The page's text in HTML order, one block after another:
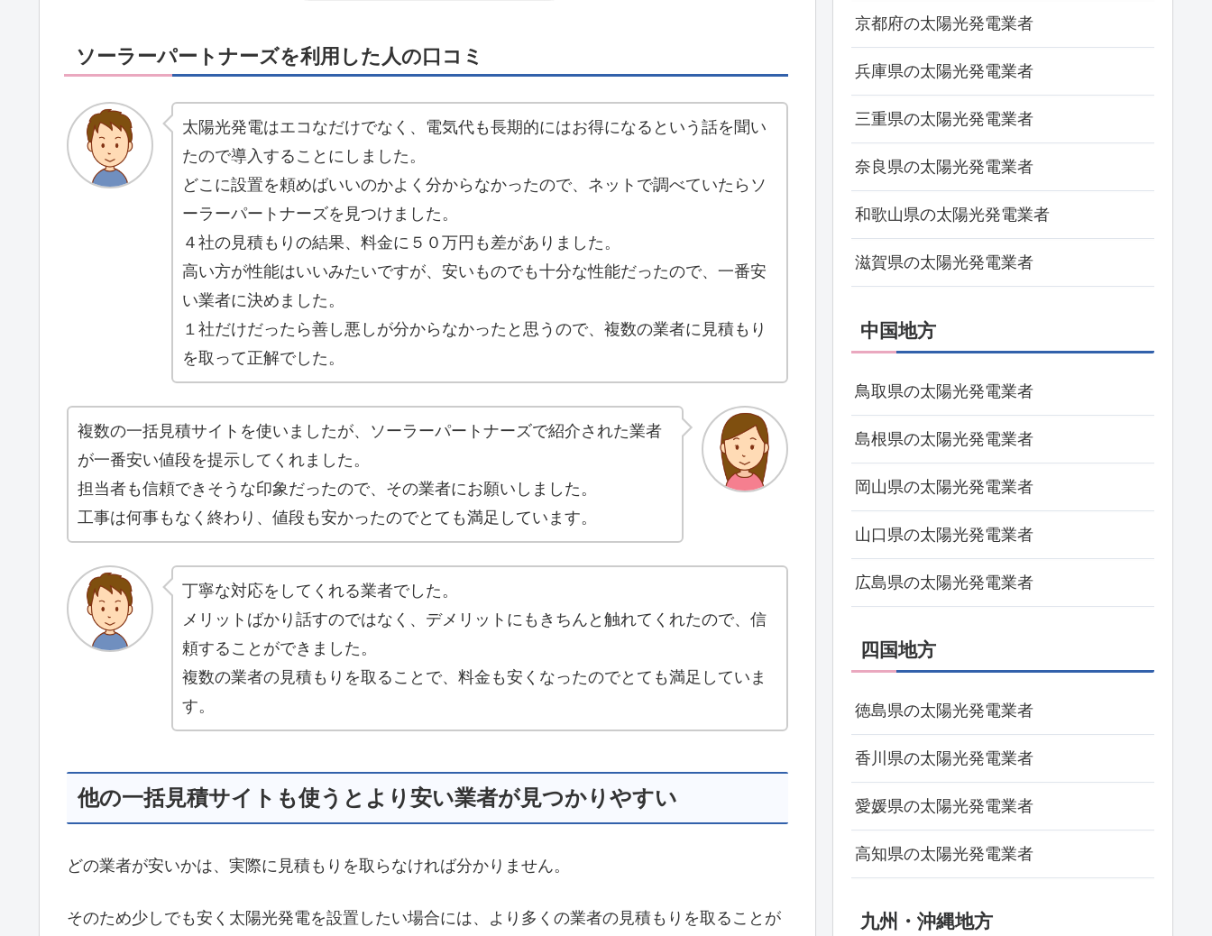
ソーラーパートナーズを利用した人の口コミ
太陽光発電はエコなだけでなく、電気代も長期的にはお得になるという話を聞い
たので導入することにしました。
どこに設置を頼めばいいのかよく分からなかったので、ネットで調べていたらソ
ーラーパートナーズを見つけました。
４社の見積もりの結果、料金に５０万円も差がありました。
高い方が性能はいいみたいですが、安いものでも十分な性能だったので、一番安
い業者に決めました。
１社だけだったら善し悪しが分からなかったと思うので、複数の業者に見積もり
を取って正解でした。
複数の一括見積サイトを使いましたが、ソーラーパートナーズで紹介された業者
が一番安い値段を提示してくれました。
担当者も信頼できそうな印象だったので、その業者にお願いしました。
工事は何事もなく終わり、値段も安かったのでとても満足しています。
丁寧な対応をしてくれる業者でした。
メリットばかり話すのではなく、デメリットにもきちんと触れてくれたので、信
頼することができました。
複数の業者の見積もりを取ることで、料金も安くなったのでとても満足していま
す。
他の一括見積サイトも使うとより安い業者が見つかりやすい
どの業者が安いかは、実際に見積もりを取らなければ分かりません。
そのため少しでも安く太陽光発電を設置したい場合には、より多くの業者の見積もりを取ることが
京都府の太陽光発電業者
兵庫県の太陽光発電業者
三重県の太陽光発電業者
奈良県の太陽光発電業者
和歌山県の太陽光発電業者
滋賀県の太陽光発電業者
中国地方
鳥取県の太陽光発電業者
島根県の太陽光発電業者
岡山県の太陽光発電業者
山口県の太陽光発電業者
広島県の太陽光発電業者
四国地方
徳島県の太陽光発電業者
香川県の太陽光発電業者
愛媛県の太陽光発電業者
高知県の太陽光発電業者
九州・沖縄地方